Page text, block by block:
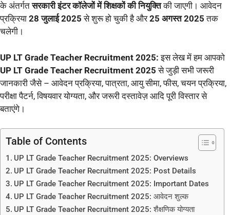
के अंतर्गतसरकारी इंटर कॉलेजों में शिक्षकों की नियुक्तिकी जाएगी। आवेदन
प्रक्रिया 28 जुलाई 2025 से शुरू हो चुकी है और25 अगस्त 2025 तक
चलेगी।
UP LT Grade Teacher Recruitment 2025: इस लेख में हम आपको
UP LT Grade Teacher Recruitment 2025 से जुड़ी सभी जरूरी
जानकारी जैसे – आवेदन प्रक्रिया, पात्रता, आयु सीमा, फीस, चयन प्रक्रिया,
परीक्षा पैटर्न, विषयवार योग्यता, और जरूरी दस्तावेज़ आदि पूरी विस्तार से
बताएंगे।
Table of Contents
UP LT Grade Teacher Recruitment 2025: Overviews
UP LT Grade Teacher Recruitment 2025: Post Details
UP LT Grade Teacher Recruitment 2025: Important Dates
UP LT Grade Teacher Recruitment 2025: आवेदन शुल्क
UP LT Grade Teacher Recruitment 2025: शैक्षणिक योग्यता